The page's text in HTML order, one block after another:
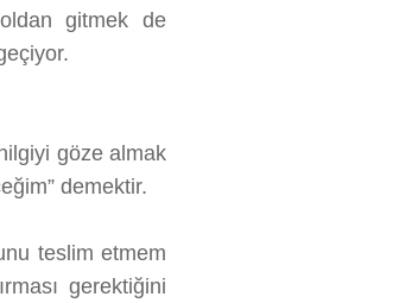
gitmek de
göze almak
demektir.
teslim etmem
gerektiğini